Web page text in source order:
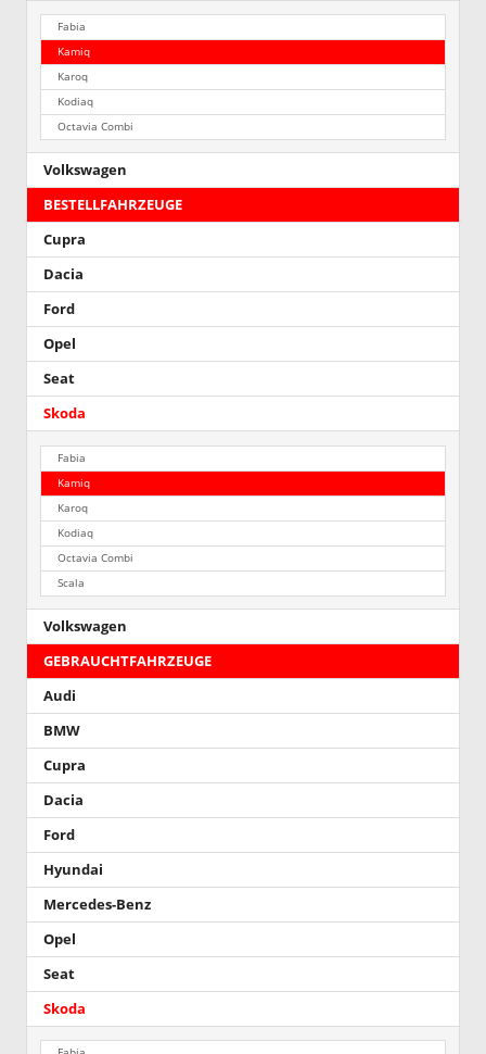
Fabia
Kamiq
Karoq
Kodiaq
Octavia Combi
Volkswagen
BESTELLFAHRZEUGE
Cupra
Dacia
Ford
Opel
Seat
Skoda
Fabia
Kamiq
Karoq
Kodiaq
Octavia Combi
Scala
Volkswagen
GEBRAUCHTFAHRZEUGE
Audi
BMW
Cupra
Dacia
Ford
Hyundai
Mercedes-Benz
Opel
Seat
Skoda